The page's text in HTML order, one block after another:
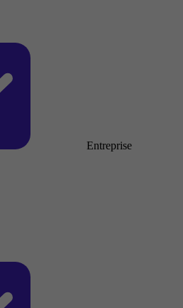
Entreprise